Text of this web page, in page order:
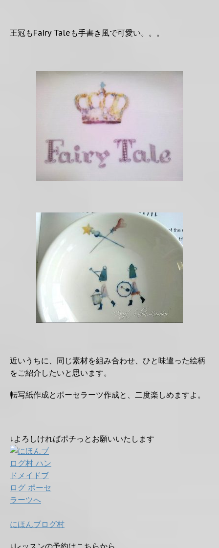
王冠もFairy Taleも手書き風で可愛い。。。
近いうちに、同じ素材を組み合わせ、ひと味違った絵柄
をご紹介したいと思います。
転写紙作成とポーセラーツ作成と、二度楽しめますよ。
↓よろしければポチっとお願いいたします
にほんブログ村